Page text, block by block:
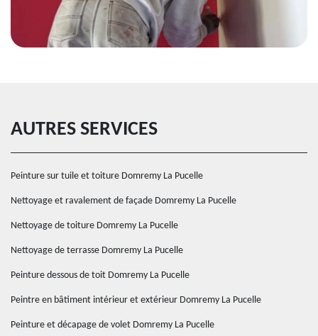
AUTRES SERVICES
Peinture sur tuile et toiture Domremy La Pucelle
Nettoyage et ravalement de façade Domremy La Pucelle
Nettoyage de toiture Domremy La Pucelle
Nettoyage de terrasse Domremy La Pucelle
Peinture dessous de toit Domremy La Pucelle
Peintre en bâtiment intérieur et extérieur Domremy La Pucelle
Peinture et décapage de volet Domremy La Pucelle